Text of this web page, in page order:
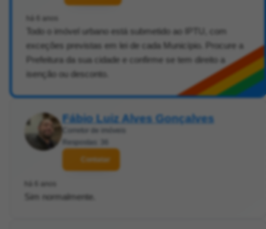
há 6 anos
Todo o imóvel urbano está submetido ao IPTU, com
exceções previstas em lei de cada Município. Procure a
Prefeitura da sua cidade e confirme se tem direito a
isenção ou desconto.
Fábio Luiz Alves Gonçalves
Corretor de imóveis
Respostas: 36
Contatar
há 6 anos
Sim normalmente.